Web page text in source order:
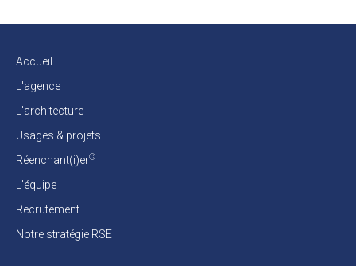
Accueil
L'agence
L'architecture
Usages & projets
Réenchant(i)er©
L'équipe
Recrutement
Notre stratégie RSE